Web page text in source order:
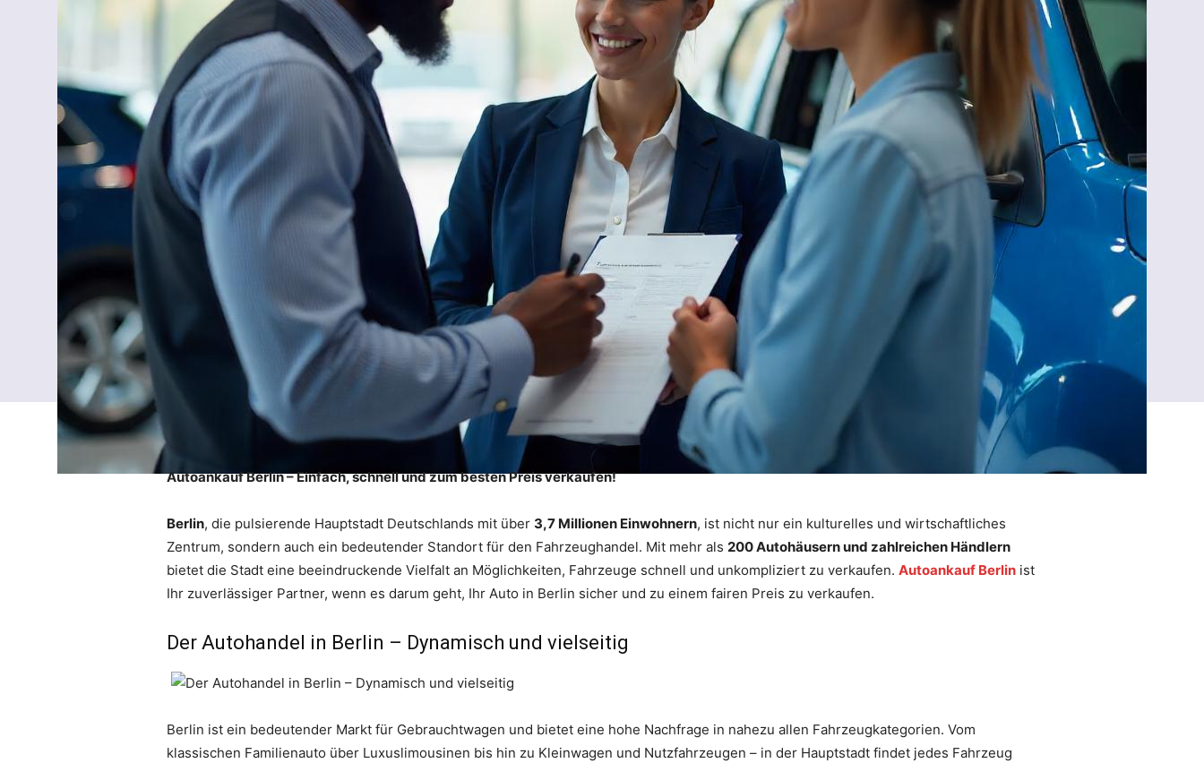
Autoankauf Berlin – Einfach, schnell und zum besten Preis verkaufen!
Berlin, die pulsierende Hauptstadt Deutschlands mit über 3,7 Millionen Einwohnern, ist nicht nur ein kulturelles und wirtschaftliches
Zentrum, sondern auch ein bedeutender Standort für den Fahrzeughandel. Mit mehr als 200 Autohäusern und zahlreichen Händlern
bietet die Stadt eine beeindruckende Vielfalt an Möglichkeiten, Fahrzeuge schnell und unkompliziert zu verkaufen. Autoankauf Berlin ist
Ihr zuverlässiger Partner, wenn es darum geht, Ihr Auto in Berlin sicher und zu einem fairen Preis zu verkaufen.
Der Autohandel in Berlin – Dynamisch und vielseitig
Berlin ist ein bedeutender Markt für Gebrauchtwagen und bietet eine hohe Nachfrage in nahezu allen Fahrzeugkategorien. Vom
klassischen Familienauto über Luxuslimousinen bis hin zu Kleinwagen und Nutzfahrzeugen – in der Hauptstadt findet jedes Fahrzeug